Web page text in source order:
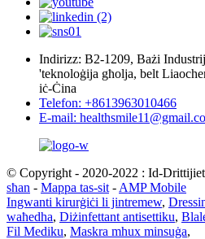
Indirizz: B2-1209, Bażi
'teknoloġija għolja, belt
iċ-Ċina
Telefon: +8613963010466
E-mail:
© Copyright - 2020-2022 : Id-
sħan - Mappa tas-sit - AMP Mobile
Ingwanti kirurġiċi li jintremew,
waħedha, Diżinfettant antisettiku,
Fil Mediku, Maskra mhux minsuġa,